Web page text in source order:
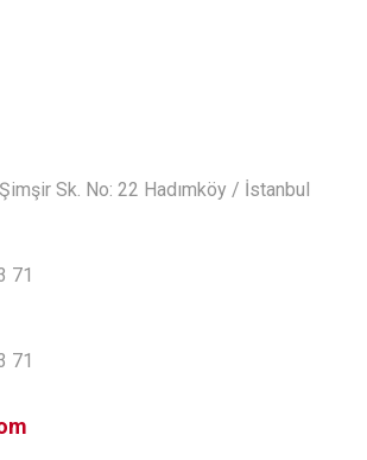
Sk. No: 22 Hadımköy / İstanbul
71
71